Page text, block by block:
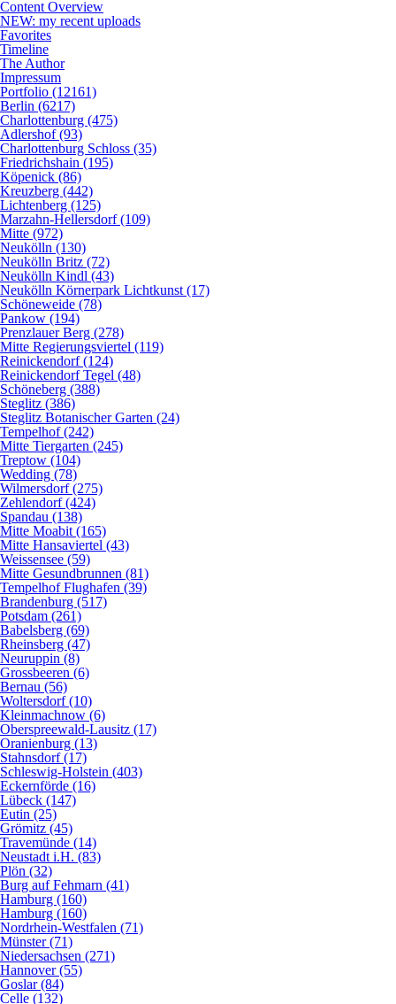
Content Overview
NEW: my recent uploads
Favorites
Timeline
The Author
Impressum
Portfolio (12161)
Berlin (6217)
Charlottenburg (475)
Adlershof (93)
Charlottenburg Schloss (35)
Friedrichshain (195)
Köpenick (86)
Kreuzberg (442)
Lichtenberg (125)
Marzahn-Hellersdorf (109)
Mitte (972)
Neukölln (130)
Neukölln Britz (72)
Neukölln Kindl (43)
Neukölln Körnerpark Lichtkunst (17)
Schöneweide (78)
Pankow (194)
Prenzlauer Berg (278)
Mitte Regierungsviertel (119)
Reinickendorf (124)
Reinickendorf Tegel (48)
Schöneberg (388)
Steglitz (386)
Steglitz Botanischer Garten (24)
Tempelhof (242)
Mitte Tiergarten (245)
Treptow (104)
Wedding (78)
Wilmersdorf (275)
Zehlendorf (424)
Spandau (138)
Mitte Moabit (165)
Mitte Hansaviertel (43)
Weissensee (59)
Mitte Gesundbrunnen (81)
Tempelhof Flughafen (39)
Brandenburg (517)
Potsdam (261)
Babelsberg (69)
Rheinsberg (47)
Neuruppin (8)
Grossbeeren (6)
Bernau (56)
Woltersdorf (10)
Kleinmachnow (6)
Oberspreewald-Lausitz (17)
Oranienburg (13)
Stahnsdorf (17)
Schleswig-Holstein (403)
Eckernförde (16)
Lübeck (147)
Eutin (25)
Grömitz (45)
Travemünde (14)
Neustadt i.H. (83)
Plön (32)
Burg auf Fehmarn (41)
Hamburg (160)
Hamburg (160)
Nordrhein-Westfalen (71)
Münster (71)
Niedersachsen (271)
Hannover (55)
Goslar (84)
Celle (132)